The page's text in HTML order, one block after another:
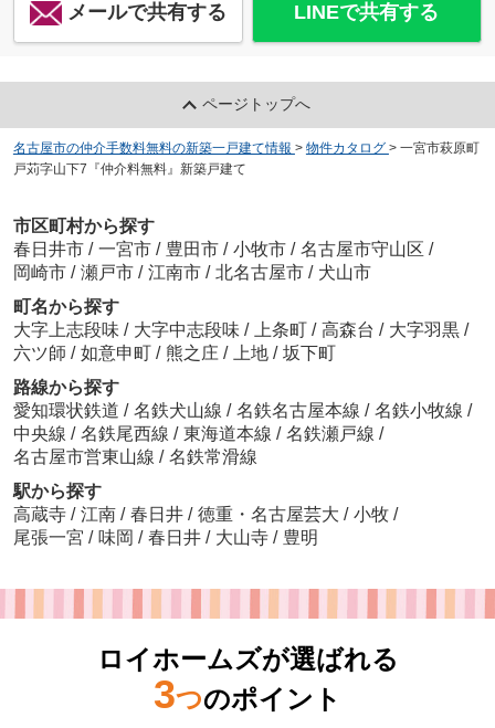
メールで共有する LINEで共有する
ページトップへ
名古屋市の仲介手数料無料の新築一戸建て情報 > 物件カタログ > 一宮市萩原町
戸苅字山下7『仲介料無料』新築戸建て
市区町村から探す
春日井市 / 一宮市 / 豊田市 / 小牧市 / 名古屋市守山区 /
岡崎市 / 瀬戸市 / 江南市 / 北名古屋市 / 犬山市
町名から探す
大字上志段味 / 大字中志段味 / 上条町 / 高森台 / 大字羽黒 /
六ツ師 / 如意申町 / 熊之庄 / 上地 / 坂下町
路線から探す
愛知環状鉄道 / 名鉄犬山線 / 名鉄名古屋本線 / 名鉄小牧線 /
中央線 / 名鉄尾西線 / 東海道本線 / 名鉄瀬戸線 /
名古屋市営東山線 / 名鉄常滑線
駅から探す
高蔵寺 / 江南 / 春日井 / 徳重・名古屋芸大 / 小牧 /
尾張一宮 / 味岡 / 春日井 / 大山寺 / 豊明
ロイホームズが選ばれる
3つのポイント